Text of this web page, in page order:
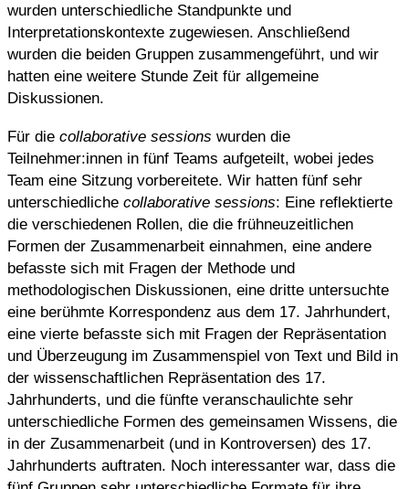
wurden unterschiedliche Standpunkte und
Interpretationskontexte zugewiesen. Anschließend
wurden die beiden Gruppen zusammengeführt, und wir
hatten eine weitere Stunde Zeit für allgemeine
Diskussionen.
Für die collaborative sessions wurden die
Teilnehmer:innen in fünf Teams aufgeteilt, wobei jedes
Team eine Sitzung vorbereitete. Wir hatten fünf sehr
unterschiedliche collaborative sessions: Eine reflektierte
die verschiedenen Rollen, die die frühneuzeitlichen
Formen der Zusammenarbeit einnahmen, eine andere
befasste sich mit Fragen der Methode und
methodologischen Diskussionen, eine dritte untersuchte
eine berühmte Korrespondenz aus dem 17. Jahrhundert,
eine vierte befasste sich mit Fragen der Repräsentation
und Überzeugung im Zusammenspiel von Text und Bild in
der wissenschaftlichen Repräsentation des 17.
Jahrhunderts, und die fünfte veranschaulichte sehr
unterschiedliche Formen des gemeinsamen Wissens, die
in der Zusammenarbeit (und in Kontroversen) des 17.
Jahrhunderts auftraten. Noch interessanter war, dass die